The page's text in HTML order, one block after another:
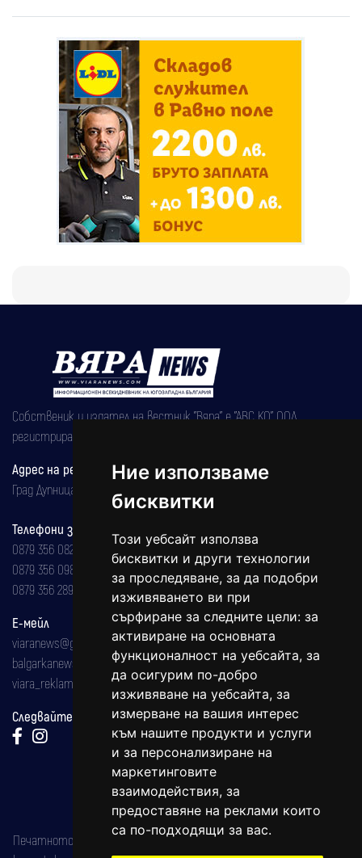
Ние използваме
бисквитки
Този уебсайт използва
бисквитки и други технологии
за проследяване, за да подобри
изживяването ви при
сърфиране за следните цели: за
активиране на основната
функционалност на уебсайта, за
да осигурим по-добро
изживяване на уебсайта, за
измерване на вашия интерес
към нашите продукти и услуги
и за персонализиране на
маркетинговите
взаимодействия, за
предоставяне на реклами които
са по-подходящи за вас.
Собственик и издател на вестник "Вяра" е "АВС КО" ООД,
регистрирана на 08.05.2002 година.
Адрес на редакцията
Град Дупница, ул.''Христо Ботев" 43
Телефони за реклама и абонаменти
0879 356 082
0879 356 098
0879 356 289
Е-мейл
viaranews@gmail.com
balgarkanews@gmail.com
viara_reklama@mail.bg
Следвайте ни:
Печатното издание на вестника е регистрирано в националния